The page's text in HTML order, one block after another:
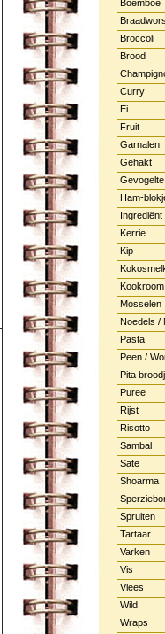
Boemboe
Broccoli
Brood
Curry
Ei
Fruit
Garnalen
Gehakt
Gevogelte
Ham-
Ingrediënt
Kerrie
Kip
Mosselen
Noedels /
Pasta
Peen /
Pita
Puree
Rijst
Risotto
Sambal
Sate
Shoarma
Spruiten
Tartaar
Varken
Vis
Vlees
Wild
Wraps